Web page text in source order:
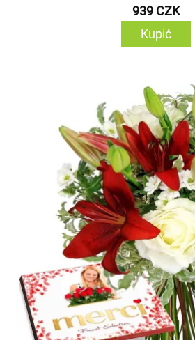
939 CZK
Kupić